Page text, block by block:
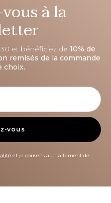
à la
et bénéficiez de 10% de
remisés de la commande
choix.
vous
et je consens au traitement de